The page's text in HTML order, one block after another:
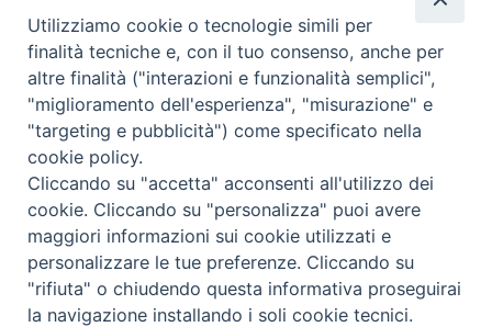
Orari Curia
Mar. / Mer. / Giov. ore 9 - 13
nei mesi estivi solo Martedì ore 9 - 13
WebMail
Copyright © Arcidiocesi di Brindisi – Ostuni
Utilizziamo cookie o tecnologie simili per
finalità tecniche e, con il tuo consenso, anche per
altre finalità ("interazioni e funzionalità semplici",
"miglioramento dell'esperienza", "misurazione" e
"targeting e pubblicità") come specificato nella
cookie policy.
Cliccando su "accetta" acconsenti all'utilizzo dei
cookie. Cliccando su "personalizza" puoi avere
maggiori informazioni sui cookie utilizzati e
personalizzare le tue preferenze. Cliccando su
"rifiuta" o chiudendo questa informativa proseguirai
la navigazione installando i soli cookie tecnici.